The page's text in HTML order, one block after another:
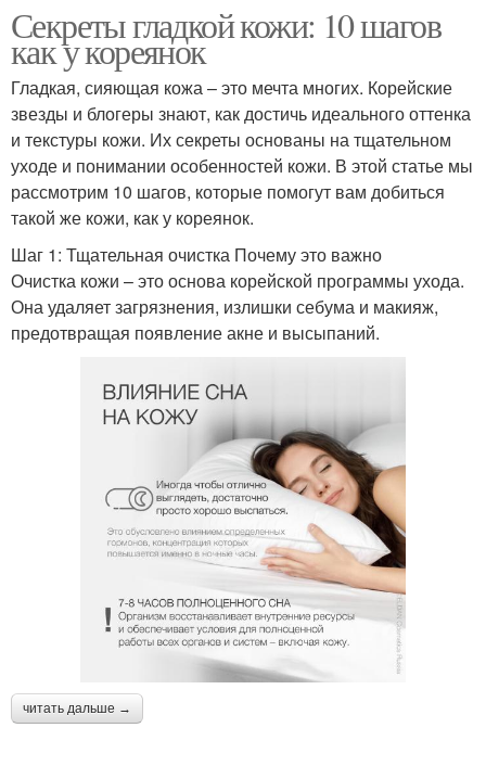
Секреты гладкой кожи: 10 шагов
как у кореянок
Гладкая, сияющая кожа – это мечта многих. Корейские
звезды и блогеры знают, как достичь идеального оттенка
и текстуры кожи. Их секреты основаны на тщательном
уходе и понимании особенностей кожи. В этой статье мы
рассмотрим 10 шагов, которые помогут вам добиться
такой же кожи, как у кореянок.
Шаг 1: Тщательная очистка Почему это важно
Очистка кожи – это основа корейской программы ухода.
Она удаляет загрязнения, излишки себума и макияж,
предотвращая появление акне и высыпаний.
читать дальше →